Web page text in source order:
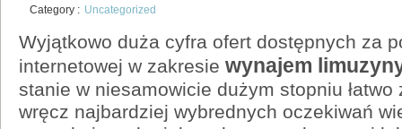
Category : Uncategorized
Wyjątkowo duża cyfra ofert dostępnych za
internetowej w zakresie wynajem
stanie w niesamowicie dużym stopniu
wręcz najbardziej wybrednych oczekiwań